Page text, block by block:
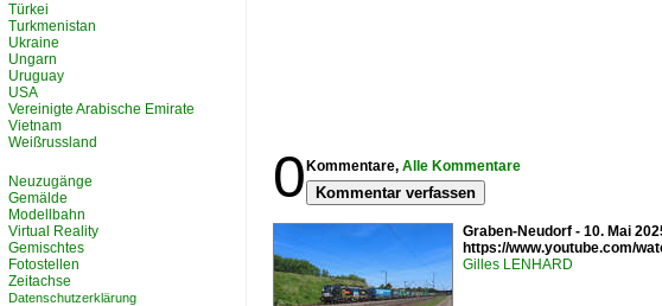
0 Kommentare, Alle Kommentare
Kommentar verfassen
Graben-Neudorf - 10. Mai
https://www.youtube.com/
Gilles LENHARD
Türkei
Turkmenistan
Ukraine
Ungarn
Uruguay
USA
Vereinigte Arabische Emirate
Vietnam
Weißrussland
Neuzugänge
Gemälde
Modellbahn
Virtual Reality
Gemischtes
Fotostellen
Zeitachse
Datenschutzerklärung